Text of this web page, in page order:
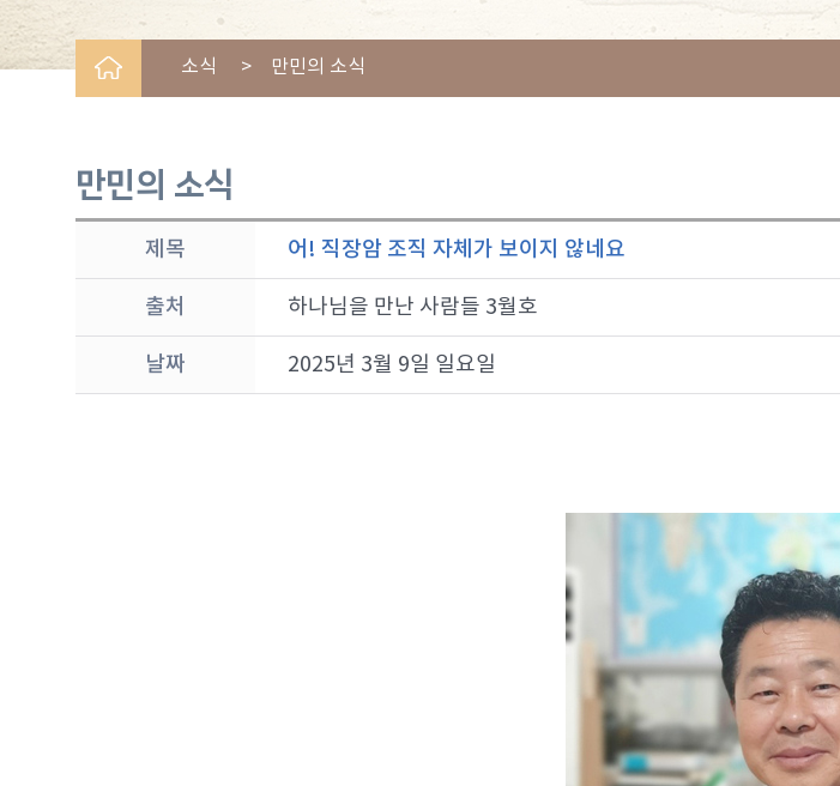
소식 > 만민의 소식
만민의 소식
제목 어! 직장암 조직 자체가 보이지 않네요
출처 하나님을 만난 사람들 3월호
날짜 2025년 3월 9일 일요일